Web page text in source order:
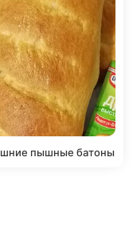
пышные батоны